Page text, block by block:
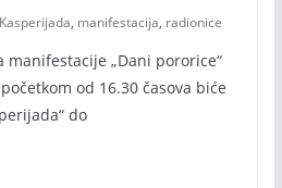
Kasperijada, manifestacija, radionice
manifestacije „Dani pororice“
od 16.30 časova biće
do